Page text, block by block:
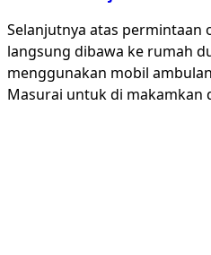
Selanjutnya atas permintaan
langsung dibawa ke rumah
menggunakan mobil
Masurai untuk di makamkan